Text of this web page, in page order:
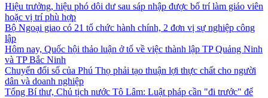
Hiệu trưởng, hiệu phó dôi dư sau sáp nhập được bố trí làm giáo viên
hoặc vị trí phù hợp
Bộ Ngoại giao có 21 tổ chức hành chính, 2 đơn vị sự nghiệp công
lập
Hôm nay, Quốc hội thảo luận ở tổ về việc thành lập TP Quảng Ninh
và TP Bắc Ninh
Chuyển đổi số của Phú Thọ phải tạo thuận lợi thực chất cho người
dân và doanh nghiệp
Tổng Bí thư, Chủ tịch nước Tô Lâm: Luật pháp cần "đi trước" để